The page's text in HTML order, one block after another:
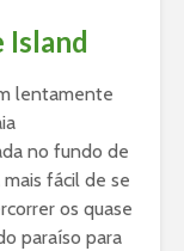
Island
lentamente
no fundo de
fácil de se
os quase
paraíso para